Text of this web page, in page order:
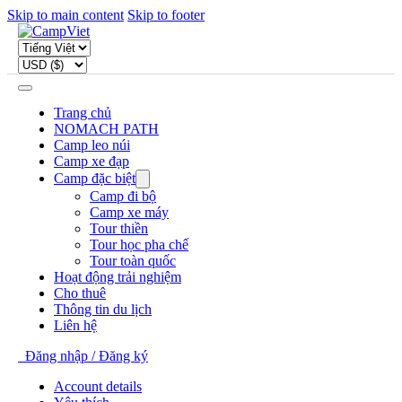
Skip to main content Skip to footer
Trang chủ
NOMACH PATH
Camp leo núi
Camp xe đạp
Camp đặc biệt
Camp đi bộ
Camp xe máy
Tour thiền
Tour học pha chế
Tour toàn quốc
Hoạt động trải nghiệm
Cho thuê
Thông tin du lịch
Liên hệ
Đăng nhập / Đăng ký
Account details